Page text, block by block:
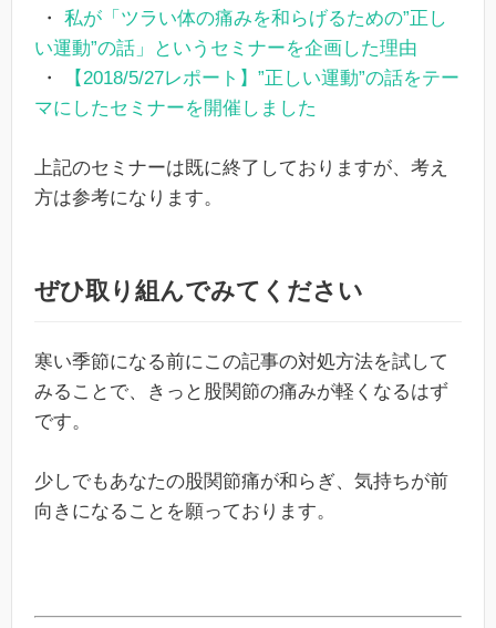
・ 私が「ツラい体の痛みを和らげるための”正し
い運動”の話」というセミナーを企画した理由
・
【2018/5/27レポート】”正しい運動”の話をテー
マにしたセミナーを開催しました
上記のセミナーは既に終了しておりますが、考え
方は参考になります。
ぜひ取り組んでみてください
寒い季節になる前にこの記事の対処方法を試して
みることで、きっと股関節の痛みが軽くなるはず
です。
少しでもあなたの股関節痛が和らぎ、気持ちが前
向きになることを願っております。